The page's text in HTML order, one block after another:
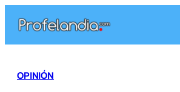
contenido
OPINIÓN